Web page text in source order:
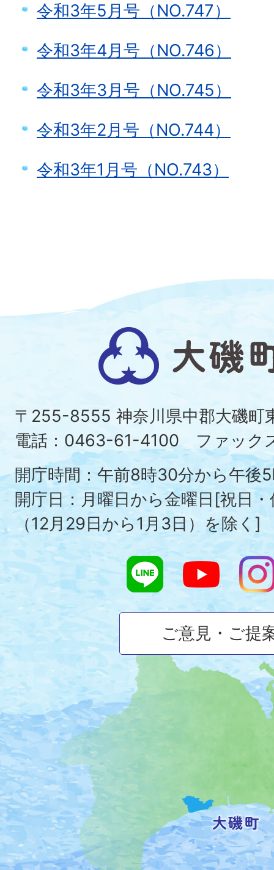
令和3年5月号（NO.747）
令和3年4月号（NO.746）
令和3年3月号（NO.745）
令和3年2月号（NO.744）
令和3年1月号（NO.743）
磯
町
の
位
置
を
記
し
た
大
磯
町
〒255-8555 神奈川県中郡大磯
電話：0463-61-4100 ファック
開庁時間：午前8時30分から午後
開庁日：月曜日から金曜日[祝日
（12月29日から1月3日）を除く]
ご意見・ご提